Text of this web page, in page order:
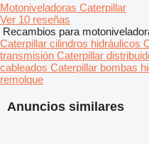
Anuncios similares
Motoniveladoras Caterpillar
Ver 10 reseñas
Recambios para
Caterpillar cilindros hidráulicos
transmisión Caterpillar
cableados Caterpillar bombas
remolque